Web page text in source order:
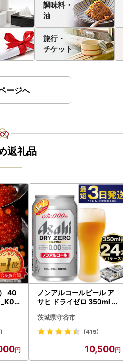
調味料・
油
旅行・
チケット
ージへ
返礼品
40
ノンアルコールビール ア
サヒ ドライゼロ 350ml 24
守谷市
茨城県守谷市
(415)
10,500